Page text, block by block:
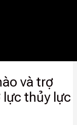
và trợ
lực thủy lực